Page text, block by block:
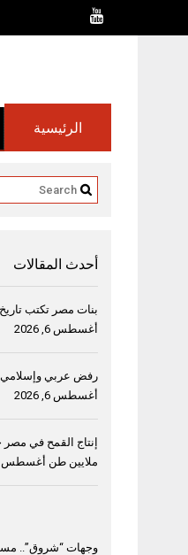
الرئيسية
أحدث المقالات
بنات مصر تكتب
أغسطس 6, 2026
رفض عربي وإسلامي
أغسطس 6, 2026
ملايين طن أغسطس 4,
وجهات “شروق”..